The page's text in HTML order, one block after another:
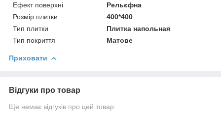
Ефект поверхні
Рельєфна
Розмір плитки
400*400
Тип плитки
Плитка напольная
Тип покриття
Матове
Приховати
Відгуки про товар
Ще немає відгуків про цей товар